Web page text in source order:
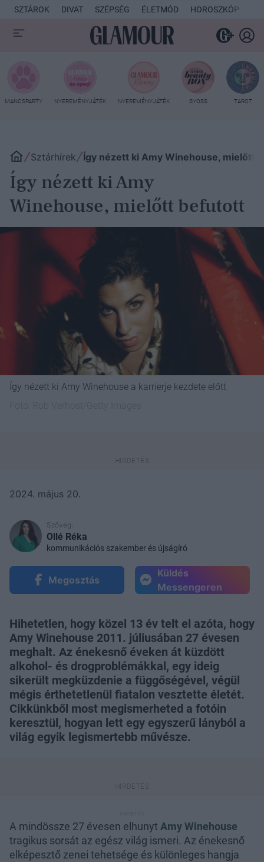
SZTÁROK DIVAT SZÉPSÉG ÉLETMÓD HOROSZKÓP
MANCSPARTY NYEREMÉNYJÁTÉK NYEREMÉNYJÁTÉK SYOSS TAROT
Sztárhírek Így nézett ki Amy Winehouse, mielőtt
Így nézett ki Amy
Winehouse, mielőtt befutott
Így nézett ki Amy Winehouse a karrierje kezdete előtt
2024. május 20.
Szöveg:
Ollé Réka
kommunikációs szakember és újságíró
Megosztás
Küldés
Messengeren
Hihetetlen, hogy közel 13 év telt el azóta, hogy
Amy Winehouse 2011. júliusában 27 évesen
meghalt. Az énekesnő éveken át küzdött
alkohol- és drogproblémákkal, egy ideig
sikerült megküzdenie a függőségével, végül
mégis érthetetlenül fiatalon vesztette életét.
Cikkünkből most megismerheted a fotóin
keresztül, hogyan lett egy egyszerű lányból a
világ egyik legismertebb művésze.
A mindössze 27 évesen elhunyt Amy Winehouse
tragikus sorsát az egész világ ismeri. Az énekesnő
elképesztő zenei tehetsége és különleges hangja